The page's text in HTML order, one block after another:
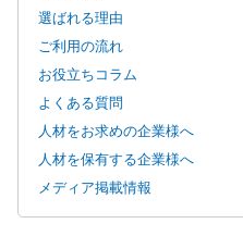
選ばれる理由
ご利用の流れ
お役立ちコラム
よくある質問
人材をお求めの企業様へ
人材を保有する企業様へ
メディア掲載情報